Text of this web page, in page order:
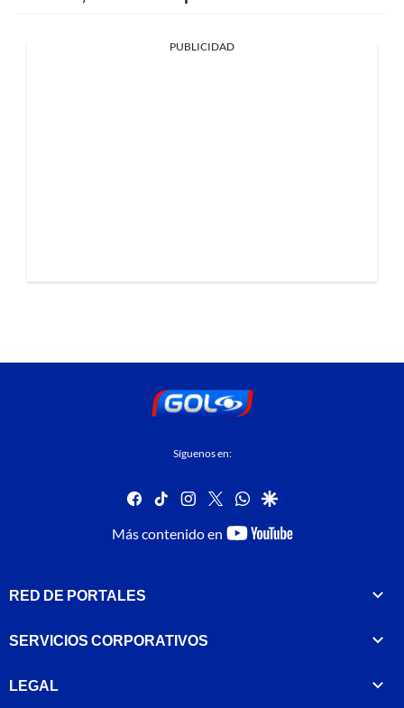
PUBLICIDAD
Síguenos en:
facebook
tiktok instagram
twitterwhatsapp
google
Más contenido en
youtube-
RED DE PORTALES
SERVICIOS CORPORATIVOS
LEGAL